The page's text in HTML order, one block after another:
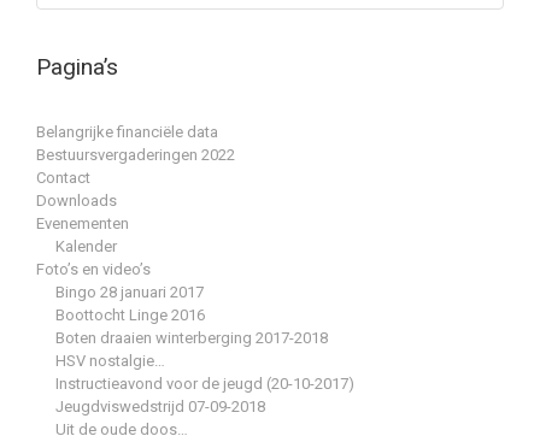
Pagina’s
Belangrijke financiële data
Bestuursvergaderingen 2022
Contact
Downloads
Evenementen
Kalender
Foto’s en video’s
Bingo 28 januari 2017
Boottocht Linge 2016
Boten draaien winterberging 2017-2018
HSV nostalgie…
Instructieavond voor de jeugd (20-10-2017)
Jeugdviswedstrijd 07-09-2018
Uit de oude doos…